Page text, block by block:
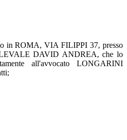
in ROMA, VIA FILIPPI 37, presso
DAVID ANDREA, che lo
all'avvocato LONGARINI